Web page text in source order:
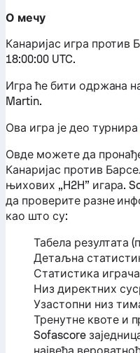
О мечу
Канаријас игра против
18:00:00 UTC.
Игра ће бити одржана
Martin.
Ова игра је део турнира
Овде можете да
Канаријас против
њихових „H2H” игара.
да проверите разне
као што су:
Табела резултата
Детаљна
Статистика играча
Низ директних
Узастопни низ
Тренутне квоте и
Sofascore